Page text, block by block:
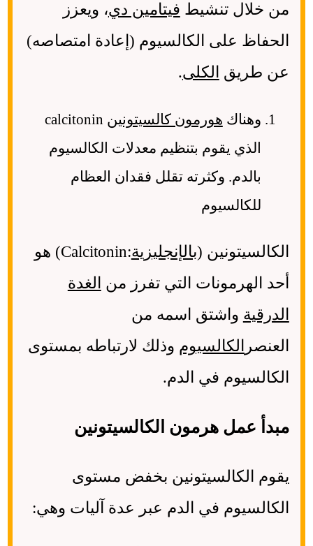
من خلال تنشيط فيتامين دي، ويعزز
الحفاظ على الكالسيوم (إعادة امتصاصه)
عن طريق الكلى.
وهناك هورمون كالسيتونين calcitonin
الذي يقوم بتنظيم معدلات الكالسيوم
بالدم. وكثرته تقلل فقدان العظام
للكالسيوم
الكالسيتونين (بالإنجليزية
:Calcitonin) هو
أحد الهرمونات التي تفرز من الغدة
الدرقية واشتق اسمه من
العنصر الكالسيوم وذلك لارتباطه بمستوى
الكالسيوم في الدم.
مبدأ عمل هرمون الكالسيتونين
يقوم الكالسيتونين بخفض مستوى
الكالسيوم في الدم عبر عدة آليات وهي: